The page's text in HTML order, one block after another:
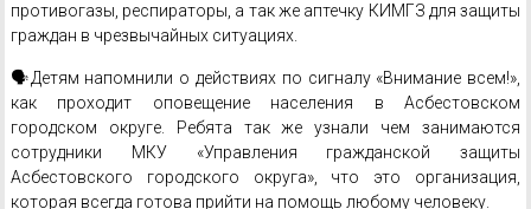
противогазы, респираторы, а так же аптечку КИМГЗ для защиты
граждан в чрезвычайных ситуациях.
🗣Детям напомнили о действиях по сигналу «Внимание всем!»,
как проходит оповещение населения в Асбестовском
городском округе. Ребята так же узнали чем занимаются
сотрудники МКУ «Управления гражданской защиты
Асбестовского городского округа», что это организация,
которая всегда готова прийти на помощь любому человеку.